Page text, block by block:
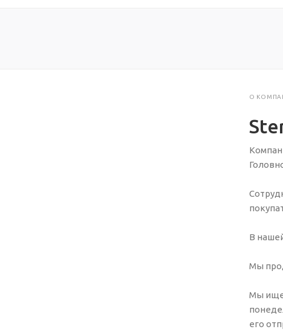
О
В
Мы
Мы
его